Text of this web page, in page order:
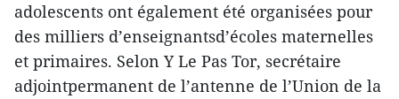
adolescents ont également été organisées pour
des milliers d’enseignantsd’écoles maternelles
et primaires. Selon Y Le Pas Tor, secrétaire
adjointpermanent de l’antenne de l’Union de la